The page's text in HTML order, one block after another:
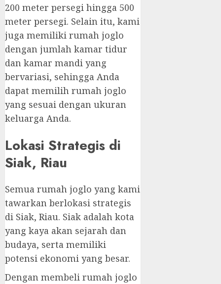
200 meter persegi hingga 500
meter persegi. Selain itu, kami
juga memiliki rumah joglo
dengan jumlah kamar tidur
dan kamar mandi yang
bervariasi, sehingga Anda
dapat memilih rumah joglo
yang sesuai dengan ukuran
keluarga Anda.
Lokasi Strategis di
Siak, Riau
Semua rumah joglo yang kami
tawarkan berlokasi strategis
di Siak, Riau. Siak adalah kota
yang kaya akan sejarah dan
budaya, serta memiliki
potensi ekonomi yang besar.
Dengan membeli rumah joglo